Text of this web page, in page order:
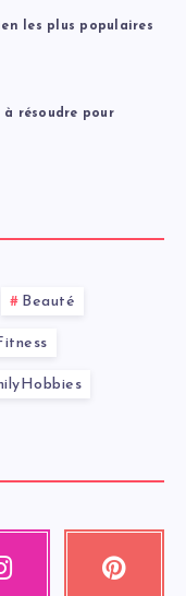
les plus populaires
à résoudre pour
Beauté